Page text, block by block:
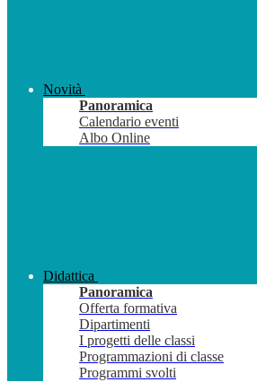
Novità
Panoramica
Calendario eventi
Albo Online
Didattica
Panoramica
Offerta formativa
Dipartimenti
I progetti delle classi
Programmazioni di classe
Programmi svolti